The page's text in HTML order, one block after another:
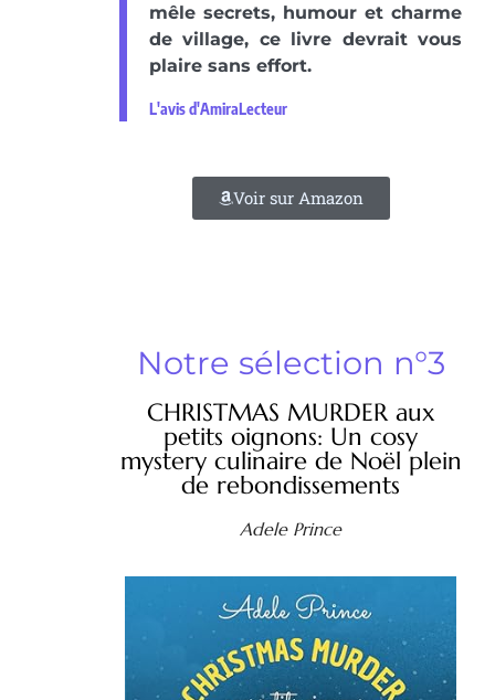
mêle secrets, humour et charme
de village, ce livre devrait vous
plaire sans effort.
L'avis d'AmiraLecteur
Voir sur Amazon
Notre sélection n°3
CHRISTMAS MURDER aux
petits oignons: Un cosy
mystery culinaire de Noël plein
de rebondissements
Adele Prince